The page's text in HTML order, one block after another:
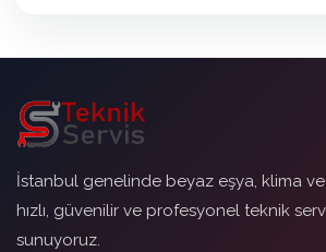
İstanbul genelinde beyaz eşya, klima
hızlı, güvenilir ve profesyonel teknik
sunuyoruz.